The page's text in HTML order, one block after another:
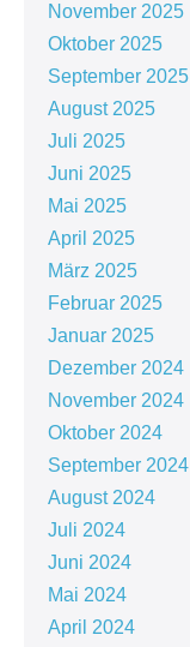
November 2025
Oktober 2025
September 2025
August 2025
Juli 2025
Juni 2025
Mai 2025
April 2025
März 2025
Februar 2025
Januar 2025
Dezember 2024
November 2024
Oktober 2024
September 2024
August 2024
Juli 2024
Juni 2024
Mai 2024
April 2024